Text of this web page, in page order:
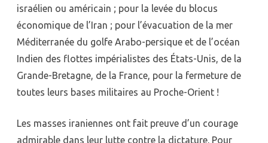
israélien ou américain ; pour la levée du blocus
économique de l’Iran ; pour l’évacuation de la mer
Méditerranée du golfe Arabo-persique et de l’océan
Indien des flottes impérialistes des États-Unis, de la
Grande-Bretagne, de la France, pour la fermeture de
toutes leurs bases militaires au Proche-Orient !
Les masses iraniennes ont fait preuve d’un courage
admirable dans leur lutte contre la dictature. Pour